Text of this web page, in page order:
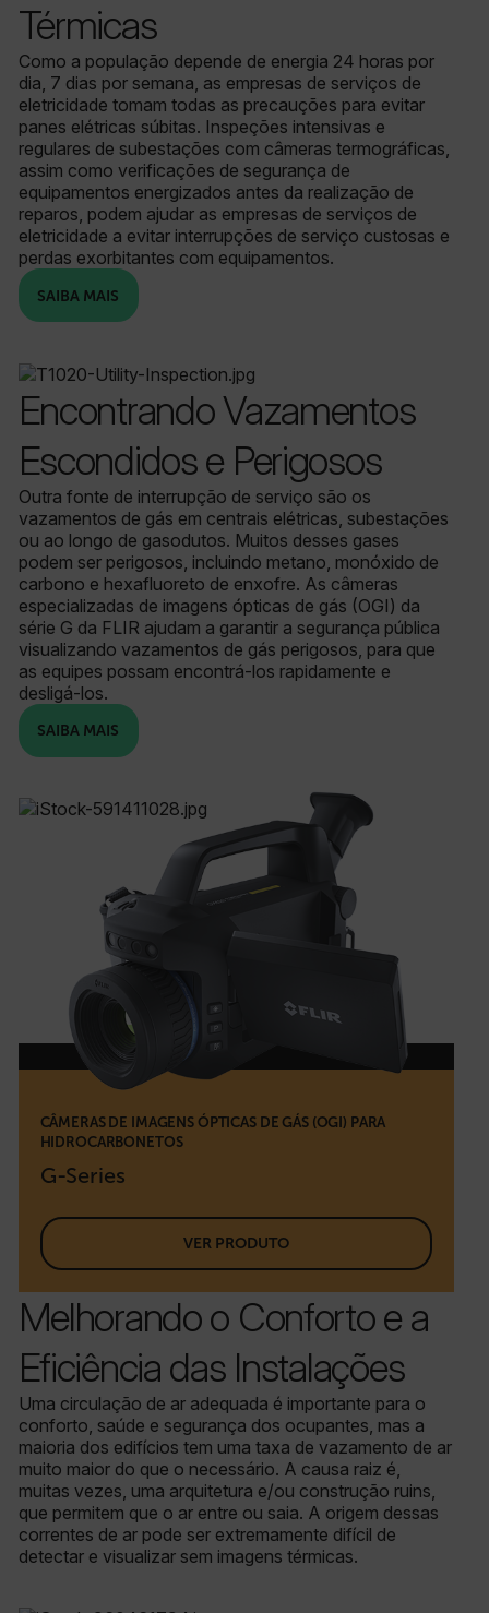
Térmicas
Como a população depende de energia 24 horas por
dia, 7 dias por semana, as empresas de serviços de
eletricidade tomam todas as precauções para evitar
panes elétricas súbitas. Inspeções intensivas e
regulares de subestações com câmeras termográficas,
assim como verificações de segurança de
equipamentos energizados antes da realização de
reparos, podem ajudar as empresas de serviços de
eletricidade a evitar interrupções de serviço custosas e
perdas exorbitantes com equipamentos.
SAIBA MAIS
Encontrando Vazamentos
Escondidos e Perigosos
Outra fonte de interrupção de serviço são os
vazamentos de gás em centrais elétricas, subestações
ou ao longo de gasodutos. Muitos desses gases
podem ser perigosos, incluindo metano, monóxido de
carbono e hexafluoreto de enxofre. As câmeras
especializadas de imagens ópticas de gás (OGI) da
série G da FLIR ajudam a garantir a segurança pública
visualizando vazamentos de gás perigosos, para que
as equipes possam encontrá-los rapidamente e
desligá-los.
SAIBA MAIS
CÂMERAS DE IMAGENS ÓPTICAS DE GÁS (OGI) PARA
HIDROCARBONETOS
G-Series
VER PRODUTO
Melhorando o Conforto e a
Eficiência das Instalações
Uma circulação de ar adequada é importante para o
conforto, saúde e segurança dos ocupantes, mas a
maioria dos edifícios tem uma taxa de vazamento de ar
muito maior do que o necessário. A causa raiz é,
muitas vezes, uma arquitetura e/ou construção ruins,
que permitem que o ar entre ou saia. A origem dessas
correntes de ar pode ser extremamente difícil de
detectar e visualizar sem imagens térmicas.